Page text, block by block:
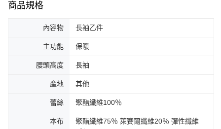
商品規格
內容物 長袖乙件
主功能 保暖
腰頭高度 長袖
產地 其他
蕾絲 聚酯纖維100％
本布
聚酯纖維75％ 萊賽爾纖維20％ 彈性纖維